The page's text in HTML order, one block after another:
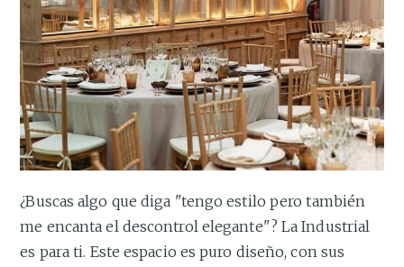
¿Buscas algo que diga "tengo estilo pero también
me encanta el descontrol elegante"? La Industrial
es para ti. Este espacio es puro diseño, con sus